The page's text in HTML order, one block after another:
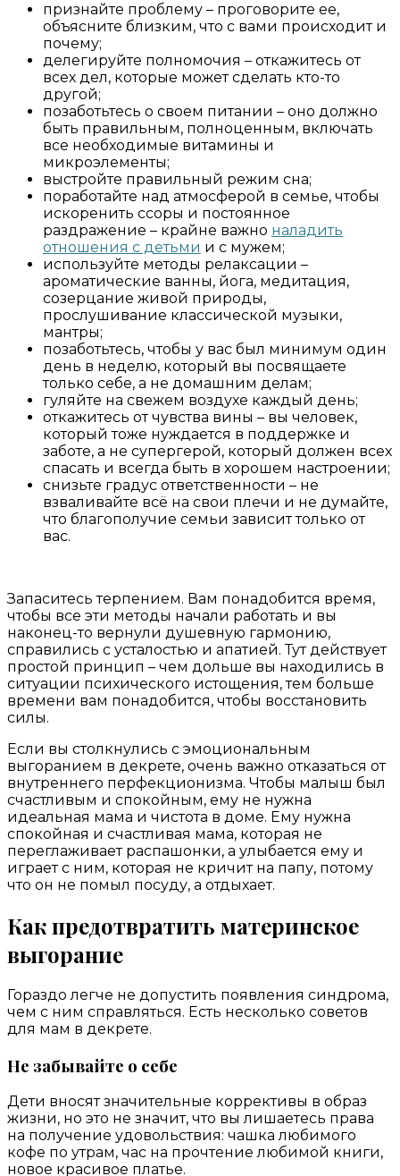
признайте проблему – проговорите ее,
объясните близким, что с вами происходит и
почему;
делегируйте полномочия – откажитесь от
всех дел, которые может сделать кто-то
другой;
позаботьтесь о своем питании – оно должно
быть правильным, полноценным, включать
все необходимые витамины и
микроэлементы;
выстройте правильный режим сна;
поработайте над атмосферой в семье, чтобы
искоренить ссоры и постоянное
раздражение – крайне важно наладить
отношения с детьми и с мужем;
используйте методы релаксации –
ароматические ванны, йога, медитация,
созерцание живой природы,
прослушивание классической музыки,
мантры;
позаботьтесь, чтобы у вас был минимум один
день в неделю, который вы посвящаете
только себе, а не домашним делам;
гуляйте на свежем воздухе каждый день;
откажитесь от чувства вины – вы человек,
который тоже нуждается в поддержке и
заботе, а не супергерой, который должен всех
спасать и всегда быть в хорошем настроении;
снизьте градус ответственности – не
взваливайте всё на свои плечи и не думайте,
что благополучие семьи зависит только от
вас.
Запаситесь терпением. Вам понадобится время,
чтобы все эти методы начали работать и вы
наконец-то вернули душевную гармонию,
справились с усталостью и апатией. Тут действует
простой принцип – чем дольше вы находились в
ситуации психического истощения, тем больше
времени вам понадобится, чтобы восстановить
силы.
Если вы столкнулись с эмоциональным
выгоранием в декрете, очень важно отказаться от
внутреннего перфекционизма. Чтобы малыш был
счастливым и спокойным, ему не нужна
идеальная мама и чистота в доме. Ему нужна
спокойная и счастливая мама, которая не
переглаживает распашонки, а улыбается ему и
играет с ним, которая не кричит на папу, потому
что он не помыл посуду, а отдыхает.
Как предотвратить материнское
выгорание
Гораздо легче не допустить появления синдрома,
чем с ним справляться. Есть несколько советов
для мам в декрете.
Не забывайте о себе
Дети вносят значительные коррективы в образ
жизни, но это не значит, что вы лишаетесь права
на получение удовольствия: чашка любимого
кофе по утрам, час на прочтение любимой книги,
новое красивое платье.